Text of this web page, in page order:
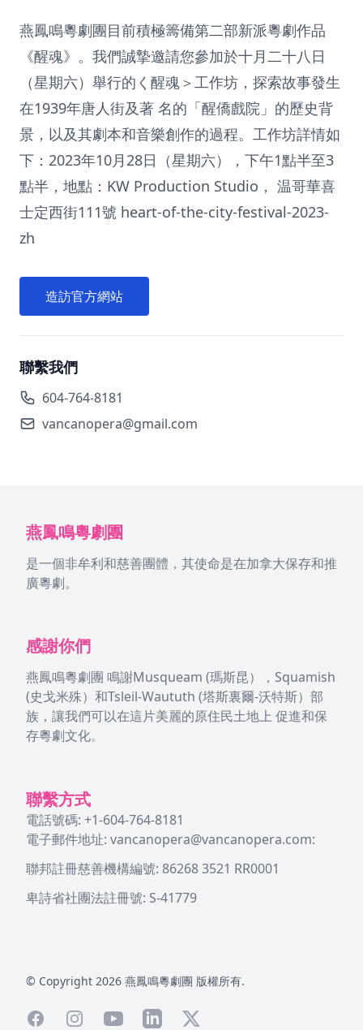
燕鳳鳴粵劇團目前積極籌備第二部新派粵劇作品
《醒魂》。我們誠摯邀請您參加於十月二十八日
（星期六）舉行的く醒魂＞工作坊，探索故事發生
在1939年唐人街及著 名的「醒僑戲院」的歷史背
景，以及其劇本和音樂創作的過程。工作坊詳情如
下：2023年10月28日（星期六），下午1點半至3
點半，地點：KW Production Studio， 温哥華喜
士定西街111號 heart-of-the-city-festival-2023-
zh
造訪官方網站
聯繫我們
604-764-8181
vancanopera@gmail.com
燕鳳鳴粵劇團
是一個非牟利和慈善團體，其使命是在加拿大保存和推
廣粵劇。
感謝你們
燕鳳鳴粵劇團 鳴謝Musqueam (瑪斯昆），Squamish
(史戈米殊）和Tsleil-Waututh (塔斯裏爾-沃特斯）部
族，讓我們可以在這片美麗的原住民土地上 促進和保
存粵劇文化。
聯繫方式
電話號碼: +1-604-764-8181
電子郵件地址: vancanopera@vancanopera.com:
聯邦註冊慈善機構編號: 86268 3521 RR0001
卑詩省社團法註冊號: S-41779
© Copyright 2026 燕鳳鳴粵劇團 版權所有.
FacebookInstagramYouTubeLinkedIn
X